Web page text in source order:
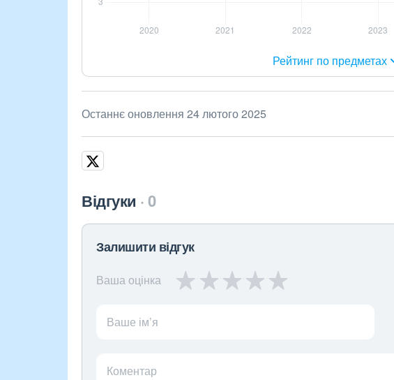
Рейтинг по предметах
Останнє оновлення 24 лютого 2025
Відгуки 0
Залишити відгук
Ваша оцінка
Ваше ім’я
Коментар